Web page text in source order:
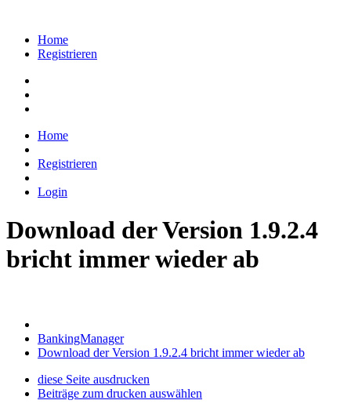
Home
Registrieren
Home
Registrieren
Login
Download der Version 1.9.2.4
bricht immer wieder ab
BankingManager
Download der Version 1.9.2.4 bricht immer wieder ab
diese Seite ausdrucken
Beiträge zum drucken auswählen